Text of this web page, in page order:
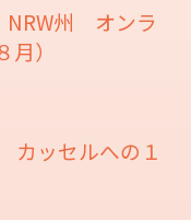
NRW州 オンラ
）
カッセルへの１